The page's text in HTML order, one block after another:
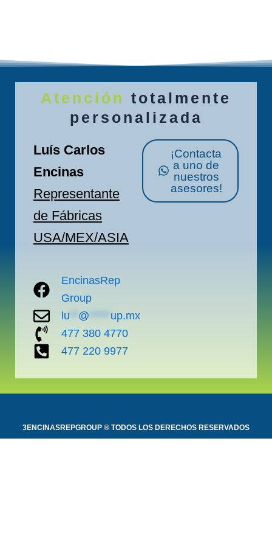
Atención totalmente
personalizada
Luís Carlos
Encinas
Representante
de Fábricas
USA/MEX/ASIA
EncinasRep
Group
lu ** @ ***** up.mx
477 380 4770
477 220 9977
¡Contacta
a uno de
nuestros
asesores!
3ENCINASREPGROUP ® TODOS LOS DERECHOS RESERVADOS